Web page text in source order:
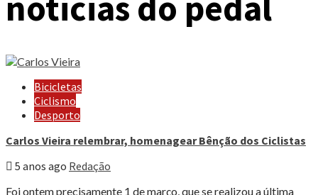
Bicicletas
Ciclismo
Desporto
Carlos Vieira relembrar, homenagear Bênção dos Ciclistas
5 anos ago Redação
Foi ontem precisamente 1 de março, que se realizou a última